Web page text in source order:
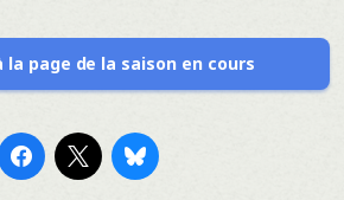
la page de la saison en cours